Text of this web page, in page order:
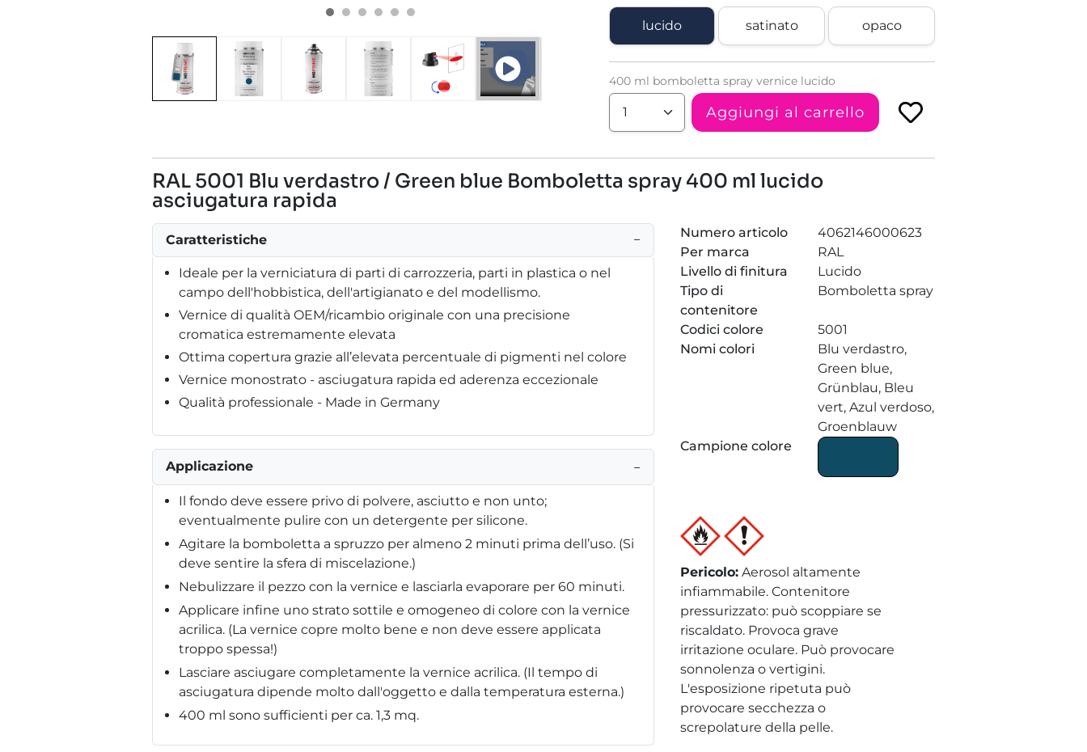
lucido satinato opaco
400 ml bomboletta spray vernice lucido
Aggiungi al carrello
RAL 5001 Blu verdastro / Green blue Bomboletta spray 400 ml lucido
asciugatura rapida
Caratteristiche −
Ideale per la verniciatura di parti di carrozzeria, parti in plastica o nel
campo dell'hobbistica, dell'artigianato e del modellismo.
Vernice di qualità OEM/ricambio originale con una precisione
cromatica estremamente elevata
Ottima copertura grazie all’elevata percentuale di pigmenti nel colore
Vernice monostrato - asciugatura rapida ed aderenza eccezionale
Qualità professionale - Made in Germany
Applicazione −
Il fondo deve essere privo di polvere, asciutto e non unto;
eventualmente pulire con un detergente per silicone.
Agitare la bomboletta a spruzzo per almeno 2 minuti prima dell’uso. (Si
deve sentire la sfera di miscelazione.)
Nebulizzare il pezzo con la vernice e lasciarla evaporare per 60 minuti.
Applicare infine uno strato sottile e omogeneo di colore con la vernice
acrilica. (La vernice copre molto bene e non deve essere applicata
troppo spessa!)
Lasciare asciugare completamente la vernice acrilica. (Il tempo di
asciugatura dipende molto dall'oggetto e dalla temperatura esterna.)
400 ml sono sufficienti per ca. 1,3 mq.
Numero articolo
4062146000623
Per marca
RAL
Livello di finitura
Lucido
Tipo di
contenitore
Bomboletta spray
Codici colore
5001
Nomi colori
Blu verdastro,
Green blue,
Grünblau, Bleu
vert, Azul verdoso,
Groenblauw
Campione colore
Pericolo: Aerosol altamente
infiammabile. Contenitore
pressurizzato: può scoppiare se
riscaldato. Provoca grave
irritazione oculare. Può provocare
sonnolenza o vertigini.
L'esposizione ripetuta può
provocare secchezza o
screpolature della pelle.